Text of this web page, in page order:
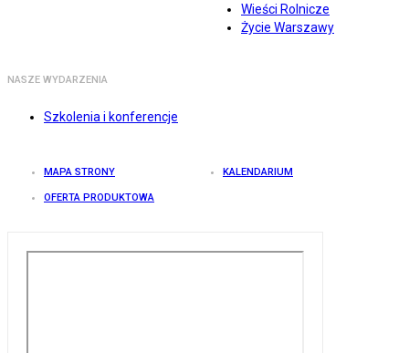
Wieści Rolnicze
Życie Warszawy
NASZE WYDARZENIA
Szkolenia i konferencje
MAPA STRONY KALENDARIUM
OFERTA PRODUKTOWA